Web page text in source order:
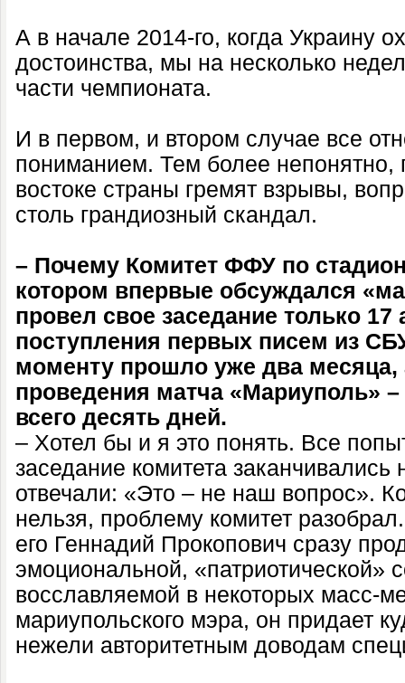
А в начале 2014-го, когда Украину
достоинства, мы на несколько
части чемпионата.
И в первом, и втором случае все
пониманием. Тем более непонятно,
востоке страны гремят взрывы,
столь грандиозный скандал.
– Почему Комитет ФФУ по
котором впервые обсуждался
провел свое заседание только 17
поступления первых писем из
моменту прошло уже два месяца,
проведения матча «Мариуполь»
всего десять дней.
– Хотел бы и я это понять. Все
заседание комитета
отвечали: «Это – не наш вопрос».
нельзя, проблему комитет
его Геннадий Прокопович сразу
эмоциональной, «патриотической»
восславляемой в некоторых масс-
мариупольского мэра, он придает
нежели авторитетным доводам